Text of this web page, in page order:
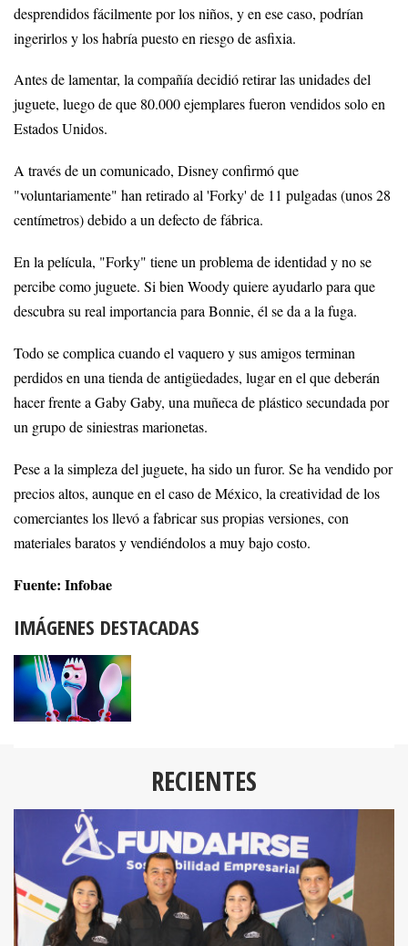
desprendidos fácilmente por los niños, y en ese caso, podrían
ingerirlos y los habría puesto en riesgo de asfixia.
Antes de lamentar, la compañía decidió retirar las unidades del
juguete, luego de que 80.000 ejemplares fueron vendidos solo en
Estados Unidos.
A través de un comunicado, Disney confirmó que
"voluntariamente" han retirado al 'Forky' de 11 pulgadas (unos 28
centímetros) debido a un defecto de fábrica.
En la película, "Forky" tiene un problema de identidad y no se
percibe como juguete. Si bien Woody quiere ayudarlo para que
descubra su real importancia para Bonnie, él se da a la fuga.
Todo se complica cuando el vaquero y sus amigos terminan
perdidos en una tienda de antigüedades, lugar en el que deberán
hacer frente a Gaby Gaby, una muñeca de plástico secundada por
un grupo de siniestras marionetas.
Pese a la simpleza del juguete, ha sido un furor. Se ha vendido por
precios altos, aunque en el caso de México, la creatividad de los
comerciantes los llevó a fabricar sus propias versiones, con
materiales baratos y vendiéndolos a muy bajo costo.
Fuente: Infobae
IMÁGENES DESTACADAS
RECIENTES